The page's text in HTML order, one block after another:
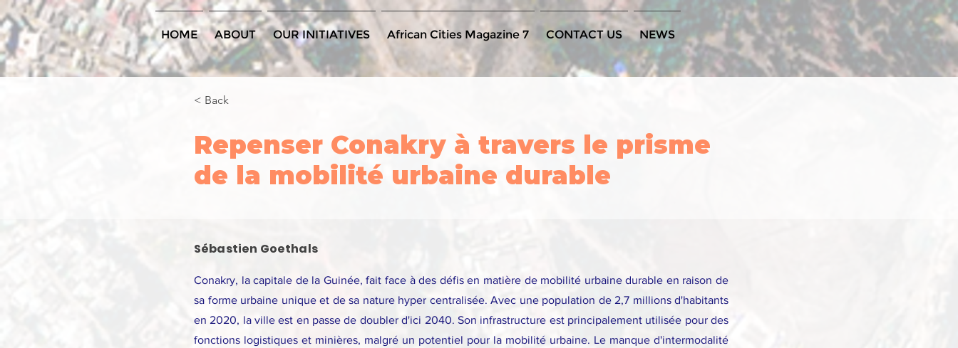
HOME ABOUT OUR INITIATIVES African Cities Magazine 7 CONTACT US NEWS
< Back
Repenser Conakry à travers le prisme
de la mobilité urbaine durable
Sébastien Goethals
Conakry, la capitale de la Guinée, fait face à des défis en matière de mobilité urbaine durable en raison de
sa forme urbaine unique et de sa nature hyper centralisée. Avec une population de 2,7 millions d'habitants
en 2020, la ville est en passe de doubler d'ici 2040. Son infrastructure est principalement utilisée pour des
fonctions logistiques et minières, malgré un potentiel pour la mobilité urbaine. Le manque d'intermodalité